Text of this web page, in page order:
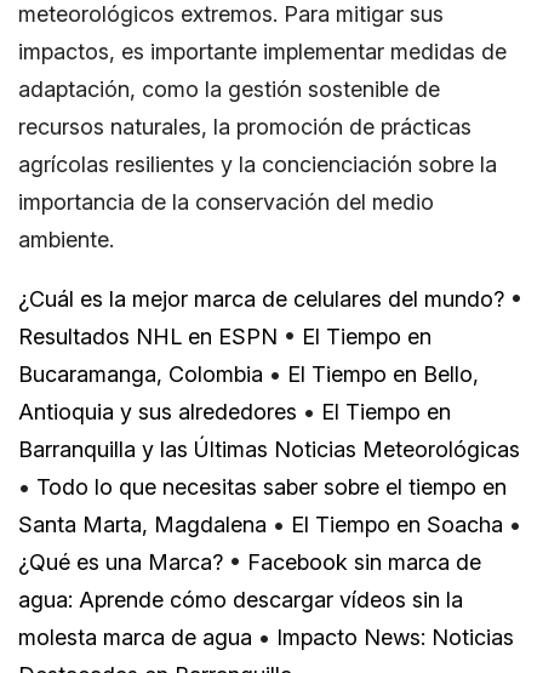
meteorológicos extremos. Para mitigar sus
impactos, es importante implementar medidas de
adaptación, como la gestión sostenible de
recursos naturales, la promoción de prácticas
agrícolas resilientes y la concienciación sobre la
importancia de la conservación del medio
ambiente.
¿Cuál es la mejor marca de celulares del mundo? •
Resultados NHL en ESPN • El Tiempo en
Bucaramanga, Colombia • El Tiempo en Bello,
Antioquia y sus alrededores • El Tiempo en
Barranquilla y las Últimas Noticias Meteorológicas
• Todo lo que necesitas saber sobre el tiempo en
Santa Marta, Magdalena • El Tiempo en Soacha •
¿Qué es una Marca? • Facebook sin marca de
agua: Aprende cómo descargar vídeos sin la
molesta marca de agua • Impacto News: Noticias